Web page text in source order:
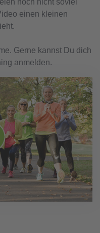
einen kleinen
Gerne kannst Du dich
anmelden.